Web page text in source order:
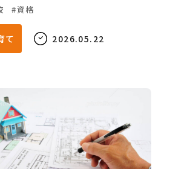
満載です。
資格
て 2026.05.22